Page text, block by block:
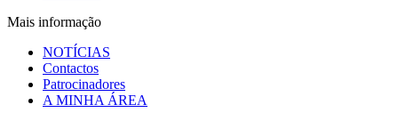
Mais informação
NOTÍCIAS
Contactos
Patrocinadores
A MINHA ÁREA